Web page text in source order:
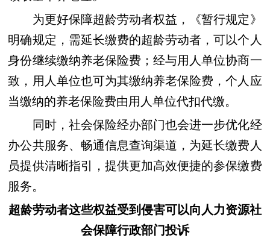
为更好保障超龄劳动者权益，《暂行规定》
明确规定，需延长缴费的超龄劳动者，可以个人
身份继续缴纳养老保险费；经与用人单位协商一
致，用人单位也可为其缴纳养老保险费，个人应
当缴纳的养老保险费由用人单位代扣代缴。
同时，社会保险经办部门也会进一步优化经
办公共服务、畅通信息查询渠道，为延长缴费人
员提供清晰指引，提供更加高效便捷的参保缴费
服务。
超龄劳动者这些权益受到侵害可以向人力资源社
会保障行政部门投诉